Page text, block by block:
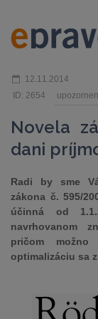
12.11.2014
ID: 2654
Novela
dani
Radi by sme
zákona č. 595/
účinná od
navrhovanom
pričom
optimalizáciu sa